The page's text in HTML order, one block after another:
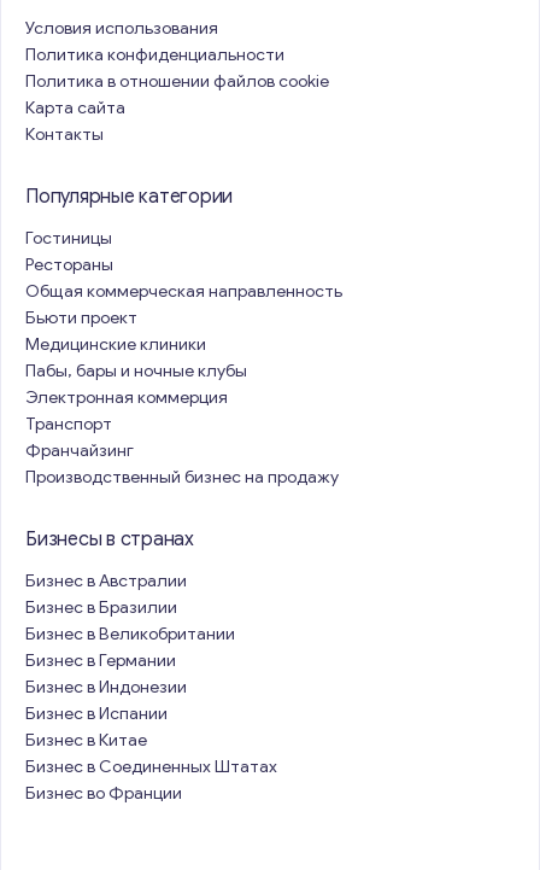
Условия использования
Политика конфиденциальности
Политика в отношении файлов cookie
Карта сайта
Контакты
Популярные категории
Гостиницы
Рестораны
Общая коммерческая направленность
Бьюти проект
Медицинские клиники
Пабы, бары и ночные клубы
Электронная коммерция
Транспорт
Франчайзинг
Производственный бизнес на продажу
Бизнесы в странах
Бизнес в Австралии
Бизнес в Бразилии
Бизнес в Великобритании
Бизнес в Германии
Бизнес в Индонезии
Бизнес в Испании
Бизнес в Китае
Бизнес в Соединенных Штатах
Бизнес во Франции